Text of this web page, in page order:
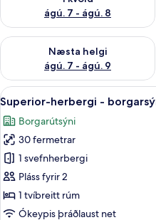
ágú. 7 - ágú. 8
Næsta helgi
ágú. 7 - ágú. 9
Athuga framboð næstu helgi
Skoða
allar
myndir
fyrir
Superior-
herbergi
-
borgarsýn
14
Superior-herbergi -
Borgarútsýni
30 fermetrar
1 svefnherbergi
Pláss fyrir 2
1 tvíbreitt rúm
Ókeypis þráðlaust net